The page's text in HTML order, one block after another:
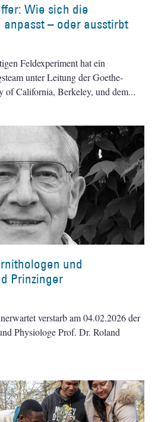
Wie sich die
– oder ausstirbt
Feldexperiment hat ein
unter Leitung der Goethe-
of California, Berkeley, und dem
und
Prinzinger
verstarb am 04.02.2026 der
Physiologe Prof. Dr. Roland